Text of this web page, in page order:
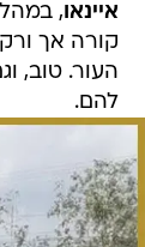
איינאו,
קורה אך
העור. טוב,
להם.